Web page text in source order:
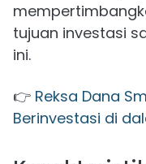
tujuan investasi
ini.
👉 Reksa Dana
Berinvestasi di